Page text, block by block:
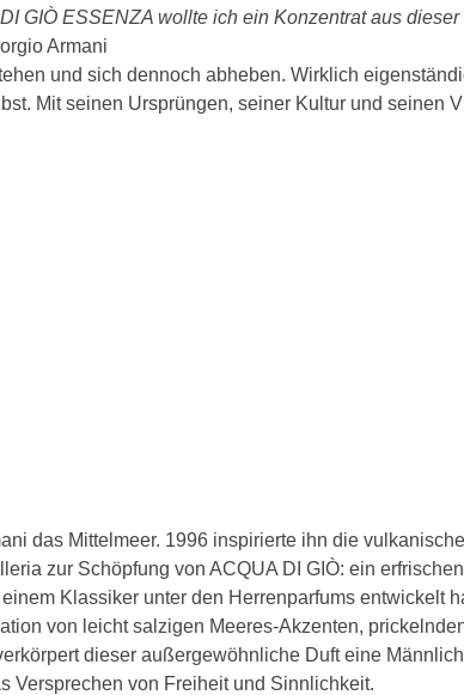
GIÒ ESSENZA wollte ich ein Konzentrat aus dieser
Armani
und sich dennoch abheben. Wirklich
Mit seinen Ursprüngen, seiner Kultur und seinen
das Mittelmeer. 1996 inspirierte ihn die
zur Schöpfung von ACQUA DI GIÒ: ein
Klassiker unter den Herrenparfums entwickelt
von leicht salzigen Meeres-Akzenten,
dieser außergewöhnliche Duft eine
Versprechen von Freiheit und Sinnlichkeit.